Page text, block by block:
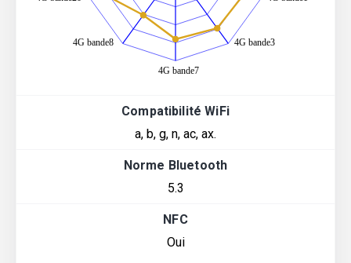
Compatibilité WiFi
a, b, g, n, ac, ax.
Norme Bluetooth
5.3
NFC
Oui